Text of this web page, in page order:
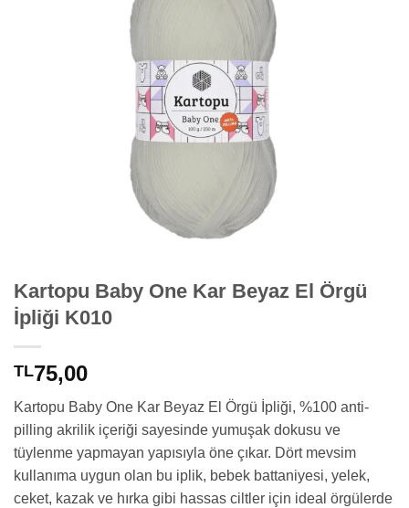
Kartopu Baby One Kar Beyaz El Örgü
İpliği K010
TL75,00
Kartopu Baby One Kar Beyaz El Örgü İpliği, %100 anti-
pilling akrilik içeriği sayesinde yumuşak dokusu ve
tüylenme yapmayan yapısıyla öne çıkar. Dört mevsim
kullanıma uygun olan bu iplik, bebek battaniyesi, yelek,
ceket, kazak ve hırka gibi hassas ciltler için ideal örgülerde